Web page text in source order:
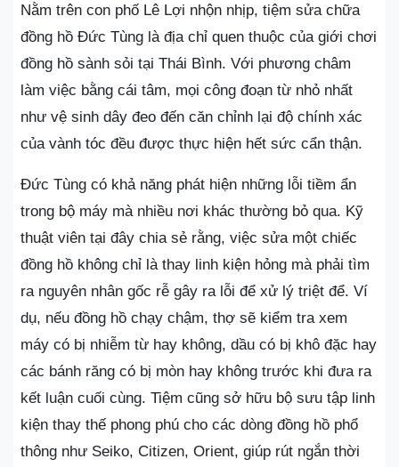
Nằm trên con phố Lê Lợi nhộn nhịp, tiệm sửa chữa
đồng hồ Đức Tùng là địa chỉ quen thuộc của giới chơi
đồng hồ sành sỏi tại Thái Bình. Với phương châm
làm việc bằng cái tâm, mọi công đoạn từ nhỏ nhất
như vệ sinh dây đeo đến căn chỉnh lại độ chính xác
của vành tóc đều được thực hiện hết sức cẩn thận.
Đức Tùng có khả năng phát hiện những lỗi tiềm ẩn
trong bộ máy mà nhiều nơi khác thường bỏ qua. Kỹ
thuật viên tại đây chia sẻ rằng, việc sửa một chiếc
đồng hồ không chỉ là thay linh kiện hỏng mà phải tìm
ra nguyên nhân gốc rễ gây ra lỗi để xử lý triệt để. Ví
dụ, nếu đồng hồ chạy chậm, thợ sẽ kiểm tra xem
máy có bị nhiễm từ hay không, dầu có bị khô đặc hay
các bánh răng có bị mòn hay không trước khi đưa ra
kết luận cuối cùng. Tiệm cũng sở hữu bộ sưu tập linh
kiện thay thế phong phú cho các dòng đồng hồ phổ
thông như Seiko, Citizen, Orient, giúp rút ngắn thời